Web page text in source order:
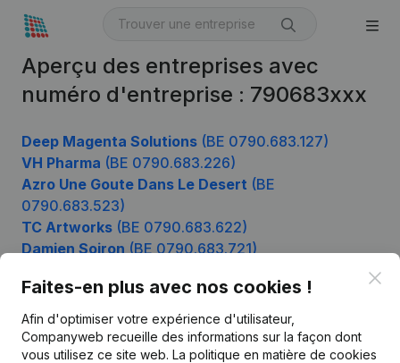
Aperçu des entreprises avec
numéro d'entreprise : 790683xxx
Deep Magenta Solutions (BE 0790.683.127)
VH Pharma (BE 0790.683.226)
Azro Une Goute Dans Le Desert (BE
0790.683.523)
TC Artworks (BE 0790.683.622)
Damien Soiron(BE 0790.683.721)
Faites-en plus avec nos cookies !
Afin d'optimiser votre expérience d'utilisateur,
Companyweb recueille des informations sur la façon dont
vous utilisez ce site web. La politique en matière de cookies
Produit
Informations d’entreprise